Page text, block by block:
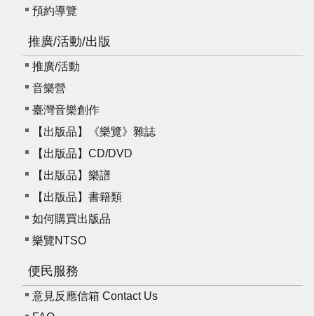
預約導覽
推廣/活動/出版
推廣/活動
音樂營
臺灣音樂創作
【出版品】《樂覽》雜誌
【出版品】CD/DVD
【出版品】樂譜
【出版品】書籍類
如何購買出版品
樂覽NTSO
便民服務
意見反應信箱 Contact Us